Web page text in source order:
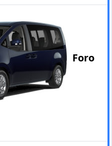
Foro